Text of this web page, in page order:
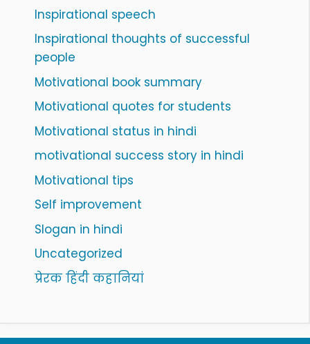
Inspirational speech
Inspirational thoughts of successful
people
Motivational book summary
Motivational quotes for students
Motivational status in hindi
motivational success story in hindi
Motivational tips
Self improvement
Slogan in hindi
Uncategorized
प्रेरक हिंदी कहानियां